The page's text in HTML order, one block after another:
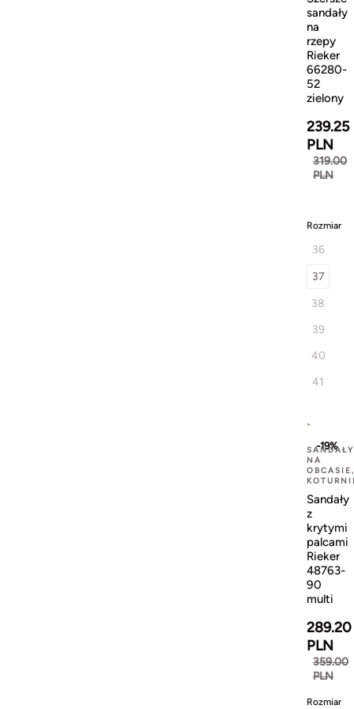
sandały
na
rzepy
Rieker
66280-
52
zielony
239.25
PLN
319.00
PLN
Rozmiar
36
37
38
39
40
41
-19%
SANDAŁY
NA
OBCASIE,
Sandały
z
krytymi
palcami
Rieker
48763-
90
multi
289.20
PLN
359.00
PLN
Rozmiar